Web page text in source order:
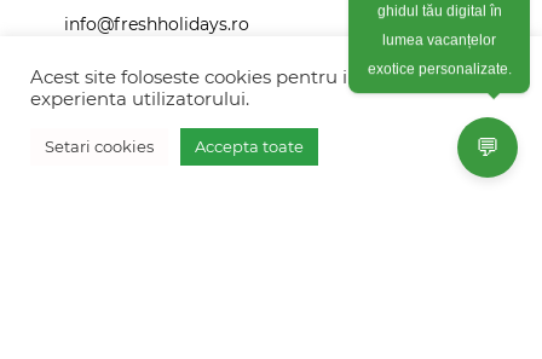
Vreau oferta personalizata
info@freshholidays.ro
Povestile noastre
Contact Fresh Holidays
Acest site foloseste cookies pentru imbunatati
experienta utilizatorului.
Setari cookies Accepta toate 💬
ghidul tău digital în
lumea vacanțelor
exotice personalizate.